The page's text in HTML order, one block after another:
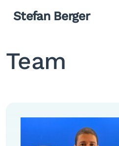
Stefan Berger
Team